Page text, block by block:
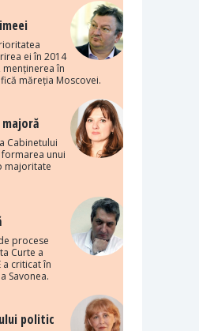
ei în 2014
în
măreția Moscovei.
Cabinetului
unui
majoritate
procese
Curte a
a criticat în
Savonea.
politic